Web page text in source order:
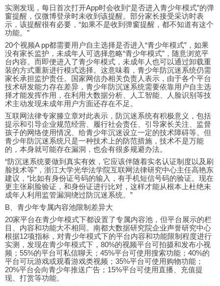
实测发现，每日首次打开App时会收到“是否进入青少年模式”的弹
窗提醒，仅微博登录时未收到该提醒。部分家长接受采访时表
示，该提醒很有必要，“如果不是收到弹窗提醒，都不知道有这个
功能。”
20个视频A pp都需要用户自主选择是否进入“青少年模式”，如果
没有家长监护，未成年人可选择忽略“青少年模式”，随意浏览平
台内容。而即便进入了青少年模式，未成年人也可以通过卸载重
装的方式重新进行模式选择。这意味着，青少年防沉迷系统仍需
家长承担监护责任。国家网信办相关负责人表示，由于各个平台
技术研发能力存在差异，青少年防沉迷系统需要依靠用户自主选
择才能发挥作用，在利用大数据分析、人工智能、人脸识别等技
术主动发现未成年用户方面还存在不足。
互联网法律专家滕立章对此表示，防沉迷系统有积极意义，包括
提示和引导企业规范经营、履行社会责任、引导家长关注、监督
孩子的网络使用情况、给青少年沉迷设立一定的技术障碍等。但
青少年防沉迷系统只是一种技术上的防范措施，技术不是万能
的，本身就可能存在漏洞，也会有很多规避办法。
“防沉迷系统要做到真实有效，它应该伴随着实名认证制度以及刷
脸技术等”，浙江大学光华法学院互联网法律研究中心主任高艳东
建议，“比如有身份证号码的输入，有手机短信号码的验证。现在
更主张刷脸验证，和身份证进行比对，这样才能从根本上杜绝未
成年人利用监管漏洞绕过防沉迷系统。”
B、青少年专属内容池限制差异大
20家平台在青少年模式下都设置了专属内容池，但平台展示的栏
目、内容和功能大不相同。南都大数据研究院企业声誉研究中心
根据12项指标，对青少年模式下的平台内容和功能限制程度进行
实测，发现在青少年模式下，80%的视频平台可拍摄和发布小视
频；55%的平台可私信聊天；45%平台可使用搜索功能；40%的
平台可玩游戏或观看游戏类视频；35%平台可使用购物功能；
20%平台会向青少年推送广告；15%平台可使用直播、充值提
现、打赏等功能。